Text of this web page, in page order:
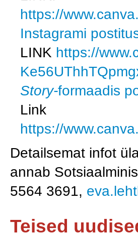
https://
Instagrami
LINK https://
Story-formaadis
Link
https://
Detailsemat infot
annab
5564 3691,
Teised